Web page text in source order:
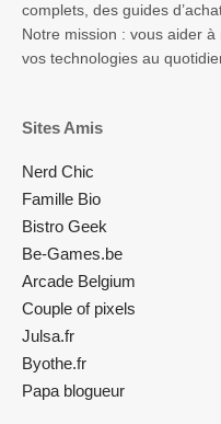
complets, des guides
Notre mission : vous aider
vos technologies au
Sites Amis
Nerd Chic
Famille Bio
Bistro Geek
Be-Games.be
Arcade Belgium
Couple of pixels
Julsa.fr
Byothe.fr
Papa blogueur